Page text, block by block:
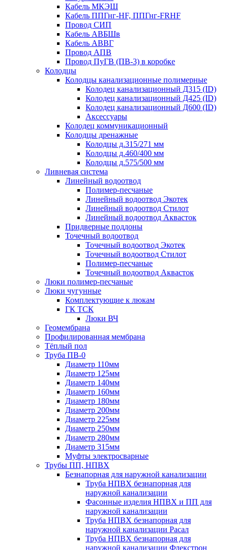
Кабель МКЭШ
Кабель ППГнг-HF, ППГнг-FRHF
Провод СИП
Кабель АВБШв
Кабель АВВГ
Провод АПВ
Провод ПуГВ (ПВ-3) в коробке
Колодцы
Колодцы канализационные полимерные
Колодец канализационный Д315 (ID)
Колодец канализационный Д425 (ID)
Колодец канализационный Д600 (ID)
Аксессуары
Колодец коммуникационный
Колодцы дренажные
Колодцы д.315/271 мм
Колодцы д.460/400 мм
Колодцы д.575/500 мм
Ливневая система
Линейный водоотвод
Полимер-песчаные
Линейный водоотвод Экотек
Линейный водоотвод Стилот
Линейный водоотвод Аквасток
Придверные поддоны
Точечный водоотвод
Точечный водоотвод Экотек
Точечный водоотвод Стилот
Полимер-песчаные
Точечный водоотвод Аквасток
Люки полимер-песчаные
Люки чугунные
Комплектующие к люкам
ГК ТСК
Люки ВЧ
Геомембрана
Профилированная мембрана
Тёплый пол
Труба ПВ-0
Диаметр 110мм
Диаметр 125мм
Диаметр 140мм
Диаметр 160мм
Диаметр 180мм
Диаметр 200мм
Диаметр 225мм
Диаметр 250мм
Диаметр 280мм
Диаметр 315мм
Муфты электросварные
Трубы ПП, НПВХ
Безнапорная для наружной канализации
Труба НПВХ безнапорная для
наружной канализации
Фасонные изделия НПВХ и ПП для
наружной канализации
Труба НПВХ безнапорная для
наружной канализации Расал
Труба НПВХ безнапорная для
наружной канализации Флекстрон